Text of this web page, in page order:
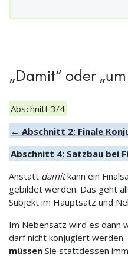
„Damit“ oder
Abschnitt 3/4
← Abschnitt 2: Finale
Abschnitt 4: Satzbau bei
Anstatt damitkann ein
gebildet werden. Das geht
Subjekt im Hauptsatz und
Im Nebensatz wird es dann
darf nicht konjugiert
müssen Sie stattdessen